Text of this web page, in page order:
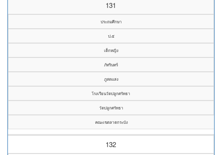
131
ประถมศึกษา
ป.๕
เด็กหญิง
ภัทรินทร์
ภูสดแสง
โรงเรียนวัดปลูกศรัทธา
วัดปลูกศรัทธา
คณะเขตลาดกระบัง
132